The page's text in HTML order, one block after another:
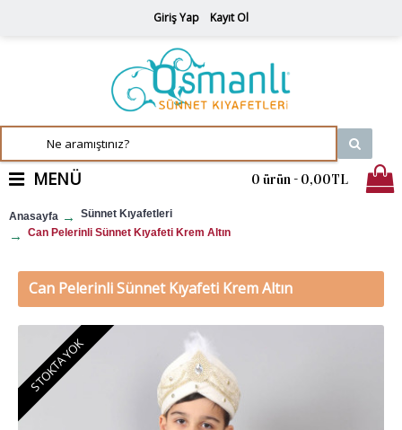
Giriş Yap Kayıt Ol
0 ürün - 0,00TL
MENÜ
Anasayfa
Sünnet Kıyafetleri
Can Pelerinli Sünnet Kıyafeti Krem Altın
Can Pelerinli Sünnet Kıyafeti Krem Altın
STOKTA YOK